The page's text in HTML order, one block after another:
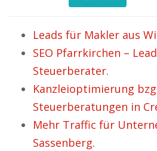
Leads für Makler aus
SEO Pfarrkirchen –
Steuerberater.
Kanzleioptimierung
Steuerberatungen in
Mehr Traffic für
Sassenberg.